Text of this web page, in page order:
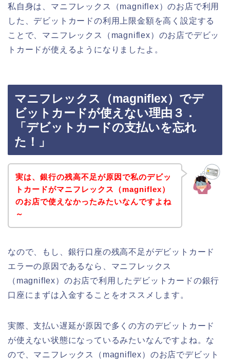
私自身は、マニフレックス（magniflex）のお店で利用
した、デビットカードの利用上限金額を高く設定する
ことで、マニフレックス（magniflex）のお店でデビッ
トカードが使えるようになりましたよ。
マニフレックス（magniflex）でデ
ビットカードが使えない理由３．
「デビットカードの支払いを忘れ
た！」
実は、銀行の残高不足が原因で私のデビッ
トカードがマニフレックス（magniflex）
のお店で使えなかったみたいなんですよね
～
なので、もし、銀行口座の残高不足がデビットカード
エラーの原因であるなら、マニフレックス
（magniflex）のお店で利用したデビットカードの銀行
口座にまずは入金することをオススメします。
実際、支払い遅延が原因で多くの方のデビットカード
が使えない状態になっているみたいなんですよね。な
ので、マニフレックス（magniflex）のお店でデビット